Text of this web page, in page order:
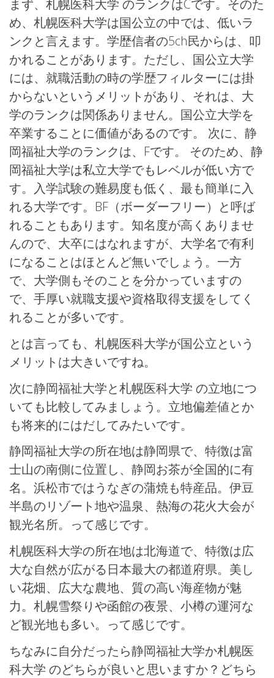
まず、札幌医科大学 のランクはCです。そのた
め、札幌医科大学は国公立の中では、低いラ
ンクと言えます。学歴信者の5ch民からは、叩
かれることがあります。ただし、国公立大学
には、就職活動の時の学歴フィルターには掛
からないというメリットがあり、それは、大
学のランクは関係ありません。国公立大学を
卒業することに価値があるのです。 次に、静
岡福祉大学のランクは、Fです。 そのため、静
岡福祉大学は私立大学でもレベルが低い方で
す。入学試験の難易度も低く、最も簡単に入
れる大学です。BF（ボーダーフリー）と呼ば
れることもあります。知名度が高くありませ
んので、大卒にはなれますが、大学名で有利
になることはほとんど無いでしょう。一方
で、大学側もそのことを分かっていますの
で、手厚い就職支援や資格取得支援をしてく
れることが多いです。
とは言っても、札幌医科大学が国公立という
メリットは大きいですね。
次に静岡福祉大学と札幌医科大学 の立地につ
いても比較してみましょう。立地偏差値とか
も将来的にはだしてみたいです。
静岡福祉大学の所在地は静岡県で、特徴は富
士山の南側に位置し、静岡お茶が全国的に有
名。浜松市ではうなぎの蒲焼も特産品。伊豆
半島のリゾート地や温泉、熱海の花火大会が
観光名所。って感じです。
札幌医科大学の所在地は北海道で、特徴は広
大な自然が広がる日本最大の都道府県。美し
い花畑、広大な農地、質の高い海産物が魅
力。札幌雪祭りや函館の夜景、小樽の運河な
ど観光地も多い。って感じです。
ちなみに自分だったら静岡福祉大学か札幌医
科大学 のどちらが良いと思いますか？どちら